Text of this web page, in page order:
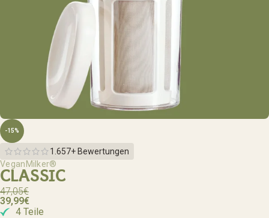
-15%
1.657+ Bewertungen
VeganMilker®
CLASSIC
47,05€
39,99€
4 Teile